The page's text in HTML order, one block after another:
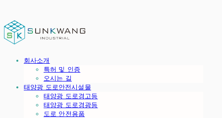
회사소개
특허 및 인증
오시는 길
태양광 도로안전시설물
태양광 도로경고등
태양광 도로경광등
도로 안전용품